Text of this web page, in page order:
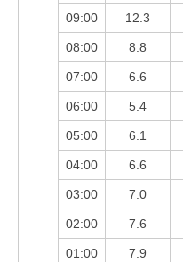
09:00 12.3
08:00 8.8
07:00 6.6
06:00 5.4
05:00 6.1
04:00 6.6
03:00 7.0
02:00 7.6
01:00 7.9